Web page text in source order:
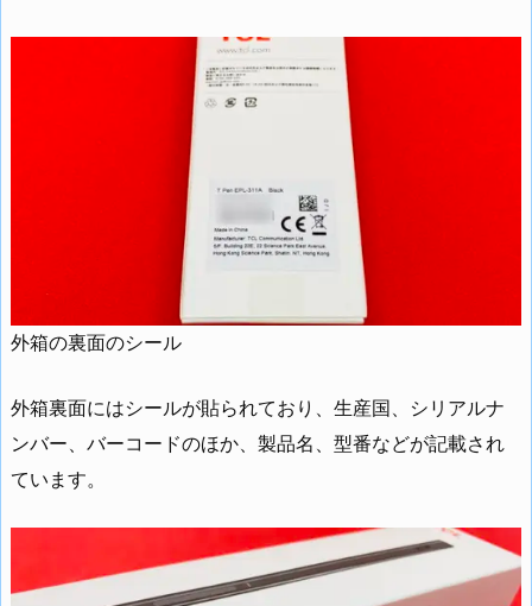
外箱の裏面のシール
外箱裏面にはシールが貼られており、生産国、シリアルナ
ンバー、バーコードのほか、製品名、型番などが記載され
ています。